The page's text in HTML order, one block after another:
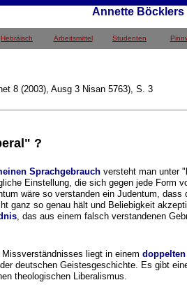
Annette Böcklers
Hebräisch Arbeitsmittel Studenten
8 (2003), Ausg 3 Nisan 5763), S. 3
?
Sprachgebrauch versteht man unter
Einstellung, die sich gegen jede Form
wäre so verstanden ein Judentum, dass
ganz so genau hält und Beliebigkeit
, das aus einem falsch verstandenen
liegt in einem
deutschen Geistesgeschichte. Es gibt
theologischen Liberalismus.